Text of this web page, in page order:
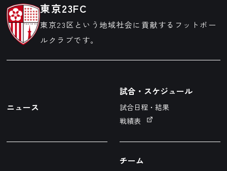
東京23FC
東京23区という地域社会に貢献するフットボー
ルクラブです。
ニュース
チーム
試合・スケジュール
試合日程・結果
戦績表